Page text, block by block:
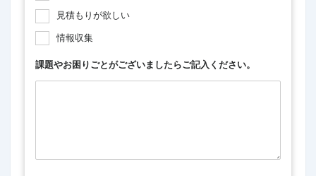
見積もりが欲しい
情報収集
課題やお困りごとがございましたらご記入ください。